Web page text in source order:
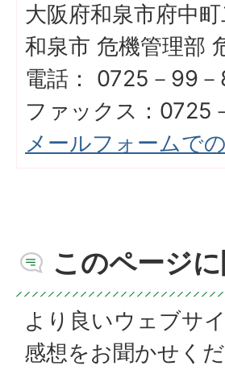
大阪府和泉市府中
和泉市 危機管理部
電話： 0725－99－
ファックス：0725
メールフォームで
このページ
より良いウェブサ
感想をお聞かせくだ